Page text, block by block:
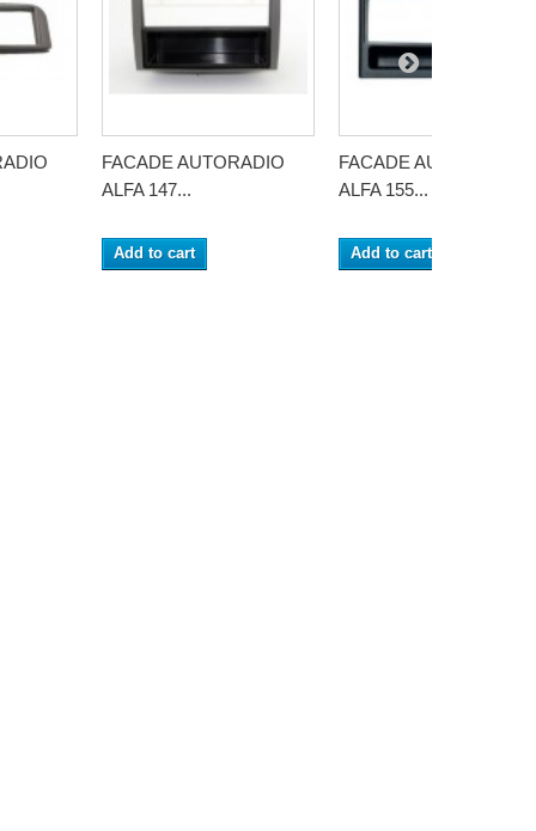
FACADE AUTORADIO
ALFA 147...
Add to cart
FACADE AUTORADIO
ALFA 155...
Add to cart